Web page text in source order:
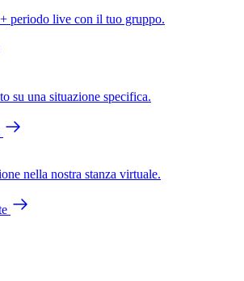
periodo live con il tuo gruppo.
su una situazione specifica.
nella nostra stanza virtuale.